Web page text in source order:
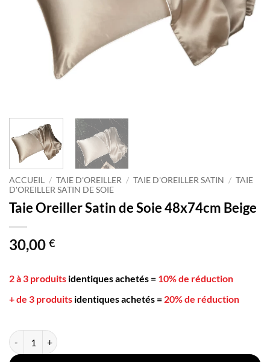
ACCUEIL / TAIE D'OREILLER / TAIE D'OREILLER SATIN / TAIE
D'OREILLER SATIN DE SOIE
Taie Oreiller Satin de Soie 48x74cm Beige
30,00 €
2 à 3 produits identiques achetés = 10% de réduction
+ de 3 produits identiques achetés = 20% de réduction
quantité de Taie Oreiller Satin de Soie 48x74cm Beige